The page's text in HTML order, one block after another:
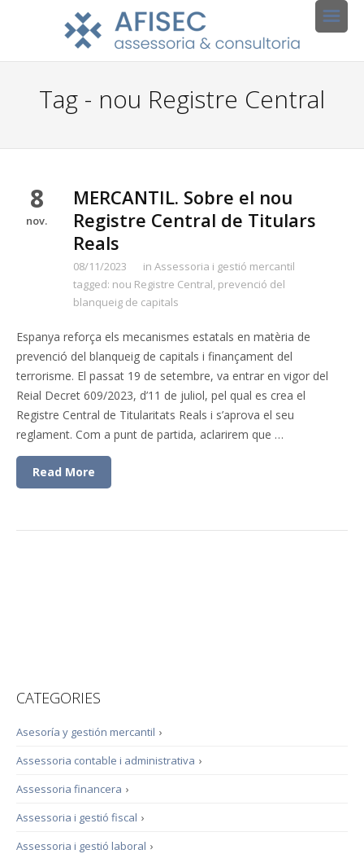
Tag - nou Registre Central
8
nov.
MERCANTIL. Sobre el nou
Registre Central de Titulars
Reals
08/11/2023 in Assessoria i gestió mercantil
tagged: nou Registre Central, prevenció del
blanqueig de capitals
Espanya reforça els mecanismes estatals en matèria de
prevenció del blanqueig de capitals i finançament del
terrorisme. El passat 19 de setembre, va entrar en vigor del
Reial Decret 609/2023, d’11 de juliol, pel qual es crea el
Registre Central de Titularitats Reals i s’aprova el seu
reglament. Com a punt de partida, aclarirem que …
Read More
CATEGORIES
›
Asesoría y gestión mercantil
›
Assessoria contable i administrativa
›
Assessoria financera
›
Assessoria i gestió fiscal
›
Assessoria i gestió laboral